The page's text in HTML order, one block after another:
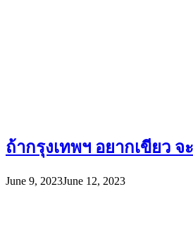
ถ้ากรุงเทพฯ อยากเขียว
June 9, 2023June 12, 2023